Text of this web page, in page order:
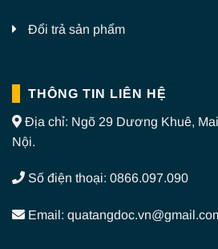
Đổi trả sản phẩm
THÔNG TIN LIÊN HỆ
Địa chỉ: Ngõ 29 Dương Khuê,
Nội.
Số điện thoại: 0866.097.090
Email: